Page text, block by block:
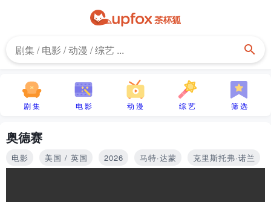
剧 集 电 影 动 漫 综 艺 筛 选
奥德赛
电影 美国 / 英国 2026 马特·达蒙 克里斯托弗·诺兰